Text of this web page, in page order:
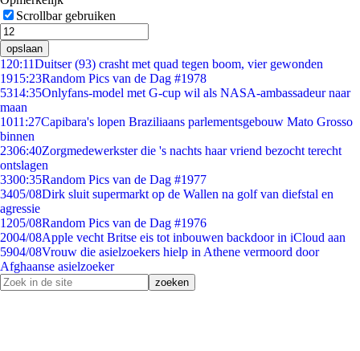
Scrollbar gebruiken
opslaan
1 20:11Duitser (93) crasht met quad tegen boom, vier gewonden
1915:23Random Pics van de Dag #1978
5314:35Onlyfans-model met G-cup wil als NASA-ambassadeur naar
maan
1011:27Capibara's lopen Braziliaans parlementsgebouw Mato Grosso
binnen
2306:40Zorgmedewerkster die 's nachts haar vriend bezocht terecht
ontslagen
3300:35Random Pics van de Dag #1977
3405/08Dirk sluit supermarkt op de Wallen na golf van diefstal en
agressie
1205/08Random Pics van de Dag #1976
2004/08Apple vecht Britse eis tot inbouwen backdoor in iCloud aan
5904/08Vrouw die asielzoekers hielp in Athene vermoord door
Afghaanse asielzoeker